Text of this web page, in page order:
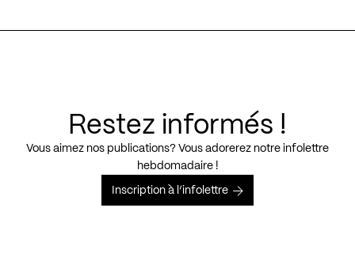
Restez informés !
Vous aimez nos publications? Vous adorerez notre infolettre
hebdomadaire !
Inscription à l’infolettre